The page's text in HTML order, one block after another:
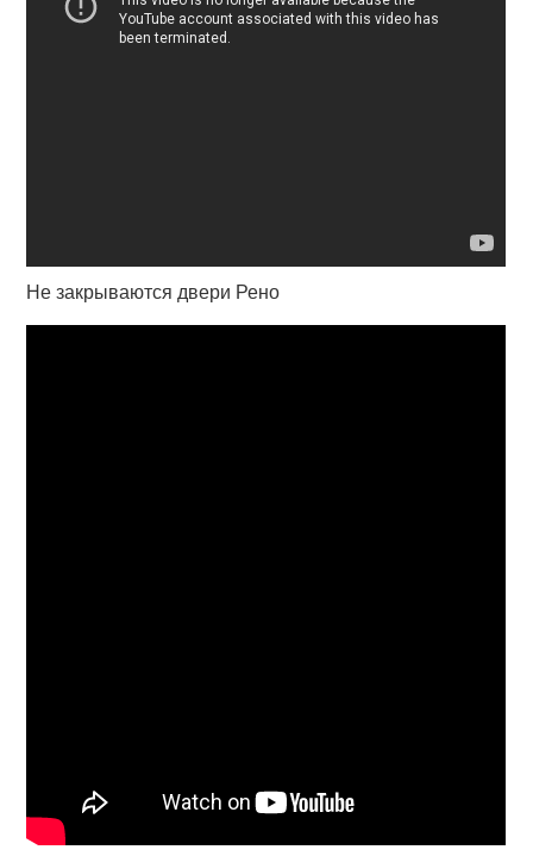
Не закрываются двери Рено